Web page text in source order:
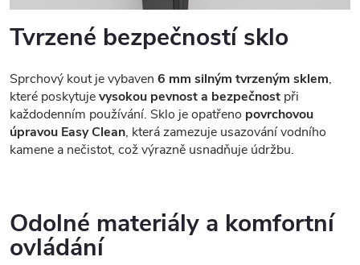
Tvrzené bezpečností sklo
Sprchový kout je vybaven 6 mm silným tvrzeným sklem,
které poskytujevysokou pevnost a bezpečnost při
každodenním používání. Sklo je opatřeno povrchovou
úpravou Easy Clean, která zamezuje usazování vodního
kamene a nečistot, což výrazně usnadňuje údržbu.
Odolné materiály a komfortní
ovládání